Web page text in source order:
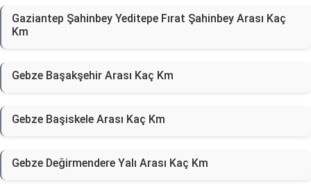
Gaziantep Şahinbey Yeditepe Fırat Şahinbey Arası Kaç
Km
Gebze Başakşehir Arası Kaç Km
Gebze Başiskele Arası Kaç Km
Gebze Değirmendere Yalı Arası Kaç Km